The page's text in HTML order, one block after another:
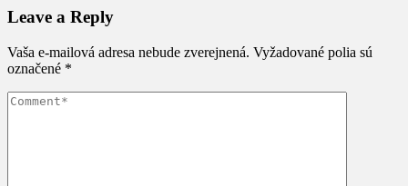
Leave a Reply
Vaša e-mailová adresa nebude zverejnená. Vyžadované polia sú
označené *